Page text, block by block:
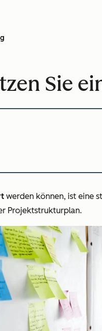
Sie
werden können, ist eine
Projektstrukturplan.